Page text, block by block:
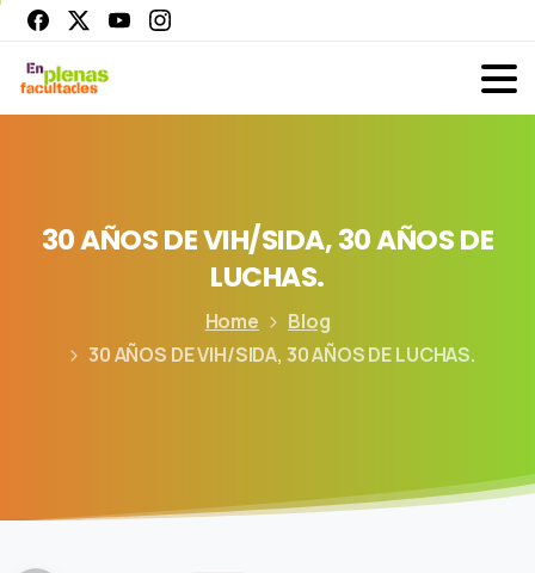
30AÑOSDEVIH/SIDA,30AÑOSDE
LUCHAS.
Home
Blog
30 AÑOS DE VIH/SIDA, 30 AÑOS DE LUCHAS.